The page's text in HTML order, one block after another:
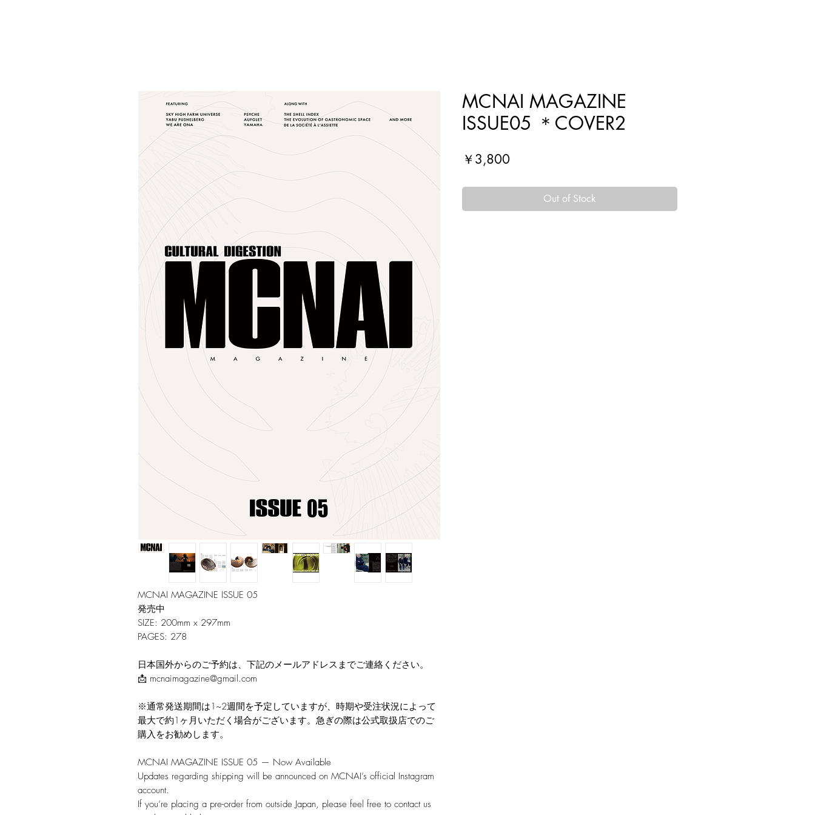
MCNAI MAGAZINE ISSUE 05
発売中
SIZE: 200mm x 297mm
PAGES: 278
日本国外からのご予約は、下記のメールアドレスまでご連絡ください。
📩 mcnaimagazine@gmail.com
※通常発送期間は1~2週間を予定していますが、時期や受注状況によって
最大で約1ヶ月いただく場合がございます。急ぎの際は公式取扱店でのご
購入をお勧めします。
MCNAI MAGAZINE ISSUE 05 — Now Available
Updates regarding shipping will be announced on MCNAI’s official Instagram
account.
If you’re placing a pre-order from outside Japan, please feel free to contact us
MCNAI MAGAZINE
ISSUE05 ＊COVER2
￥3,800価
Out of Stock